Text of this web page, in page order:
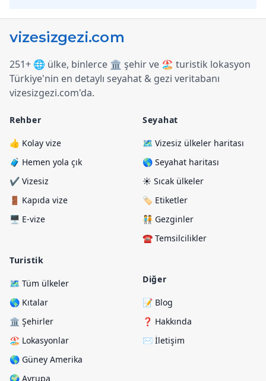
251+ 🌐 ülke, binlerce 🏛️ şehir ve 🏖️ turistik lokasyon
Türkiye'nin en detaylı seyahat & gezi veritabanı
vizesizgezi.com'da.
Rehber
👍 Kolay vize
🧳 Hemen yola çık
✔️ Vizesiz
🚪 Kapıda vize
🖥️ E-vize
Turistik
🗺️ Tüm ülkeler
🌎 Kıtalar
🏛️ Şehirler
🏖️ Lokasyonlar
🌎 Güney Amerika
🌍 Avrupa
Seyahat
🗺️ Vizesiz ülkeler haritası
🌎 Seyahat haritası
☀️ Sıcak ülkeler
🏷️ Etiketler
🧑‍🤝‍🧑 Gezginler
☎️ Temsilcilikler
Diğer
📝 Blog
❓ Hakkında
✉️ İletişim